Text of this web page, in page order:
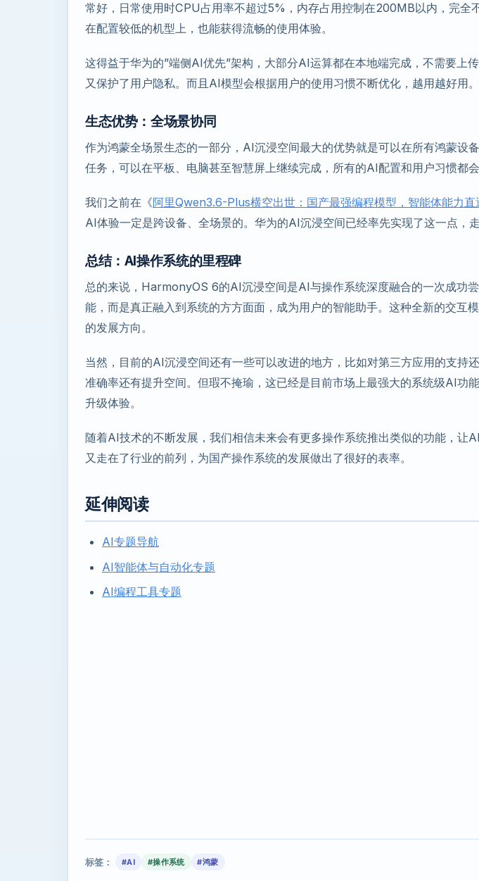
常好，日常使用时CPU占用率不超过5%，内存占用控制在200MB以内，完全
在配置较低的机型上，也能获得流畅的使用体验。
这得益于华为的”端侧AI优先”架构，大部分AI运算都在本地端完成，不需要上
又保护了用户隐私。而且AI模型会根据用户的使用习惯不断优化，越用越好用。
生态优势：全场景协同
作为鸿蒙全场景生态的一部分，AI沉浸空间最大的优势就是可以在所有鸿蒙设
任务，可以在平板、电脑甚至智慧屏上继续完成，所有的AI配置和用户习惯都
我们之前在《阿里Qwen3.6-Plus横空出世：国产最强编程模型，智能体能力
AI体验一定是跨设备、全场景的。华为的AI沉浸空间已经率先实现了这一点，走
总结：AI操作系统的里程碑
总的来说，HarmonyOS 6的AI沉浸空间是AI与操作系统深度融合的一次成功
能，而是真正融入到系统的方方面面，成为用户的智能助手。这种全新的交互
的发展方向。
当然，目前的AI沉浸空间还有一些可以改进的地方，比如对第三方应用的支持
准确率还有提升空间。但瑕不掩瑜，这已经是目前市场上最强大的系统级AI功
升级体验。
随着AI技术的不断发展，我们相信未来会有更多操作系统推出类似的功能，让
又走在了行业的前列，为国产操作系统的发展做出了很好的表率。
延伸阅读
AI专题导航
AI智能体与自动化专题
AI编程工具专题
标签： #AI #操作系统 #鸿蒙